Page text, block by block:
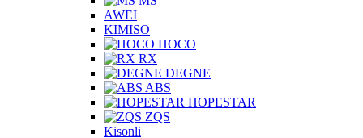
AWEI
KIMISO
HOCO
RX
DEGNE
ABS
HOPESTAR
ZQS
Kisonli